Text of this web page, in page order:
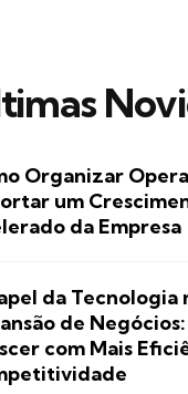
Organizar
um
da Empresa
da Tecnologia
de
com Mais